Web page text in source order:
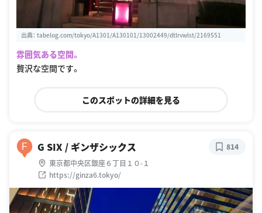
出典： tabelog.com/tokyo/A1301/A130101/13002449/dtlrvwlst/2169551
雰囲気ある空間。
贅沢な空間です。
このスポットの詳細を見る
F G SIX / ギンザシックス
東京都中央区銀座６丁目１０-１
https://ginza6.tokyo/
814